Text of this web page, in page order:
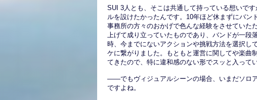
SUI 3人とも、そこは共通して持っている想いで
ルを設けたかったんです。10年ほど休まずにバン
事務所の方々のおかげで色んな経験をさせていた
上げて成り立っていたものであり、バンドが一段
時、今までにないアクションや挑戦方法を選択し
ケに繋がりました。もともと運営に関してや楽曲
てきたので、特に違和感のない形でスッと入って
――でもヴィジュアルシーンの場合、いまだソロ
ですよね。